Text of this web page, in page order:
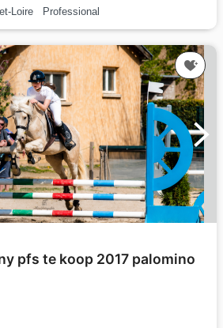
Loire Professional
pfs te koop 2017 palomino